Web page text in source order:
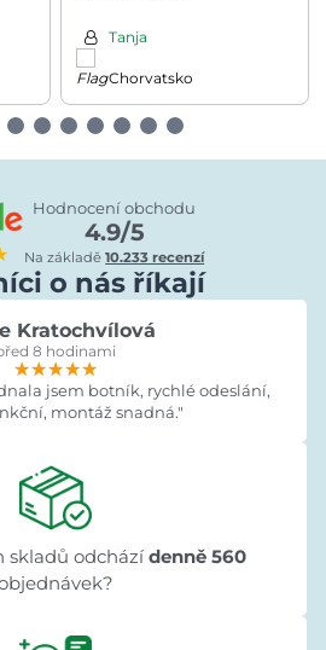
Tanja
Chorvatsko
Hodnocení obchodu
4.9/5
Na základě10.233 recenzí
o nás říkají
Kratochvílová
8 hodinami
★★★★★
★★★★★
★★★★★
jsem botník, rychlé odeslání,
montáž snadná."
skladů odchází denně 560